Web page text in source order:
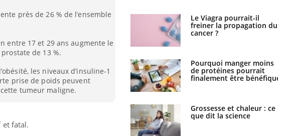
près de 26 % de l’ensemble
entre 17 et 29 ans augmente le
de 13 %.
les niveaux d’insuline-1
prise de poids peuvent
tumeur maligne.
et fatal.
VIH : la fin du comprimé
gâche-t-il les premiers
jours de vos vacances ?
Le Viagra pourrait-il
freiner la propagation du
cancer ?
Pourquoi manger moins
de protéines pourrait
finalement être bénéfique
Grossesse et chaleur : ce
que dit la science